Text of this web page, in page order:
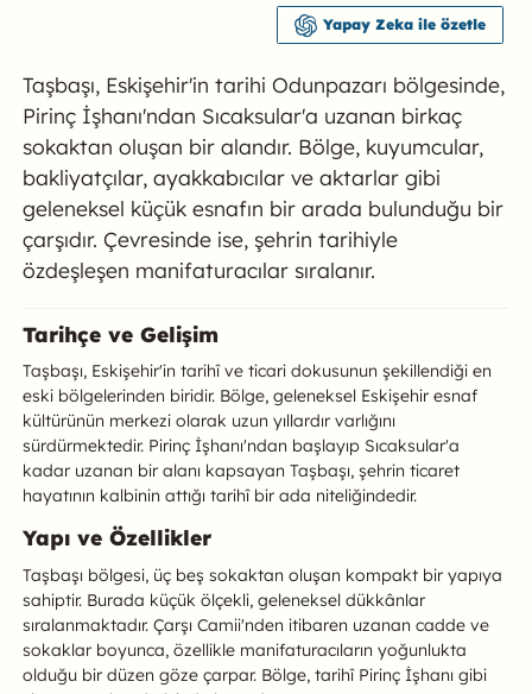
Taşbaşı, Eskişehir'in tarihi Odunpazarı bölgesinde,
Pirinç İşhanı'ndan Sıcaksular'a uzanan birkaç
sokaktan oluşan bir alandır. Bölge, kuyumcular,
bakliyatçılar, ayakkabıcılar ve aktarlar gibi
geleneksel küçük esnafın bir arada bulunduğu bir
çarşıdır. Çevresinde ise, şehrin tarihiyle
özdeşleşen manifaturacılar sıralanır.
Yapay Zeka ile özetle
Taşbaşı Hakkında
Tarihçe ve Gelişim
Taşbaşı, Eskişehir'in tarihî ve ticari dokusunun şekillendiği en
eski bölgelerinden biridir. Bölge, geleneksel Eskişehir esnaf
kültürünün merkezi olarak uzun yıllardır varlığını
sürdürmektedir. Pirinç İşhanı'ndan başlayıp Sıcaksular'a
kadar uzanan bir alanı kapsayan Taşbaşı, şehrin ticaret
hayatının kalbinin attığı tarihî bir ada niteliğindedir.
Yapı ve Özellikler
Taşbaşı bölgesi, üç beş sokaktan oluşan kompakt bir yapıya
sahiptir. Burada küçük ölçekli, geleneksel dükkânlar
sıralanmaktadır. Çarşı Camii'nden itibaren uzanan cadde ve
sokaklar boyunca, özellikle manifaturacıların yoğunlukta
olduğu bir düzen göze çarpar. Bölge, tarihî Pirinç İşhanı gibi